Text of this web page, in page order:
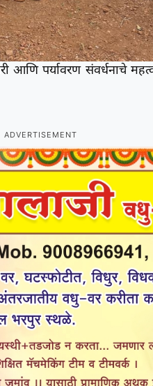
आणि पर्यावरण
ADVERTISEMENT